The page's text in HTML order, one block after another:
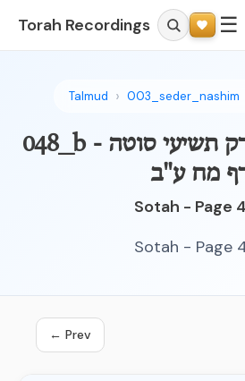
Torah Recordings ☰
Talmud 003_seder_nashim
048_b - עגלה ערופה פרק תשיעי סוטה
מח ע"ב
Sotah - Page
Sotah - Page
← Prev